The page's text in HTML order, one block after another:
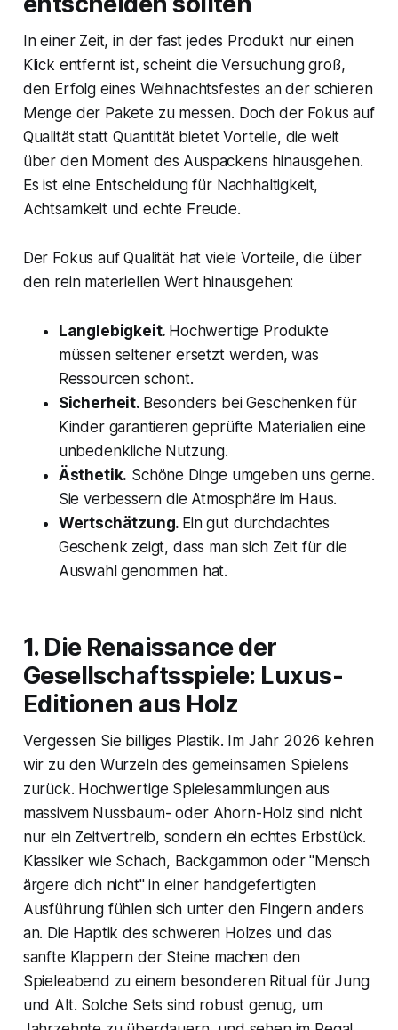
In einer Zeit, in der fast jedes Produkt nur einen
Klick entfernt ist, scheint die Versuchung groß,
den Erfolg eines Weihnachtsfestes an der schieren
Menge der Pakete zu messen. Doch der Fokus auf
Qualität statt Quantität bietet Vorteile, die weit
über den Moment des Auspackens hinausgehen.
Es ist eine Entscheidung für Nachhaltigkeit,
Achtsamkeit und echte Freude.
Der Fokus auf Qualität hat viele Vorteile, die über
den rein materiellen Wert hinausgehen:
Langlebigkeit. Hochwertige Produkte
müssen seltener ersetzt werden, was
Ressourcen schont.
Sicherheit. Besonders bei Geschenken für
Kinder garantieren geprüfte Materialien eine
unbedenkliche Nutzung.
Ästhetik. Schöne Dinge umgeben uns gerne.
Sie verbessern die Atmosphäre im Haus.
Wertschätzung. Ein gut durchdachtes
Geschenk zeigt, dass man sich Zeit für die
Auswahl genommen hat.
1. Die Renaissance der
Gesellschaftsspiele: Luxus-
Editionen aus Holz
Vergessen Sie billiges Plastik. Im Jahr 2026 kehren
wir zu den Wurzeln des gemeinsamen Spielens
zurück. Hochwertige Spielesammlungen aus
massivem Nussbaum- oder Ahorn-Holz sind nicht
nur ein Zeitvertreib, sondern ein echtes Erbstück.
Klassiker wie Schach, Backgammon oder "Mensch
ärgere dich nicht" in einer handgefertigten
Ausführung fühlen sich unter den Fingern anders
an. Die Haptik des schweren Holzes und das
sanfte Klappern der Steine machen den
Spieleabend zu einem besonderen Ritual für Jung
und Alt. Solche Sets sind robust genug, um